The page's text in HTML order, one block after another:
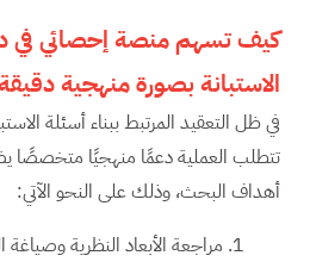
كيف تسهم منصة إحصائي في
الاستبانة بصورة منهجية
في ظل التعقيد المرتبط ببناء أسئلة
تتطلب العملية دعمًا منهجيًا متخصصًا
أهداف البحث، وذلك على النحو الآتي:
مراجعة الأبعاد النظرية وصياغة